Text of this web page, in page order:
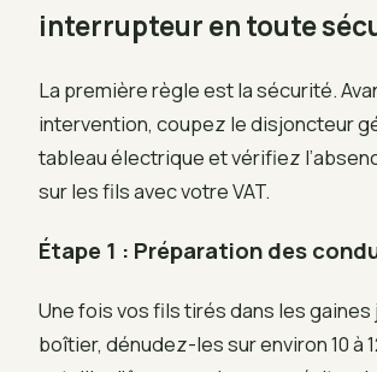
interrupteur en toute
La première règle est la sécurité.
intervention, coupez le disjoncteur
tableau électrique et vérifiez
sur les fils avec votre VAT.
Étape 1 : Préparation des
Une fois vos fils tirés dans les gaines
boîtier, dénudez-les sur environ 10 à